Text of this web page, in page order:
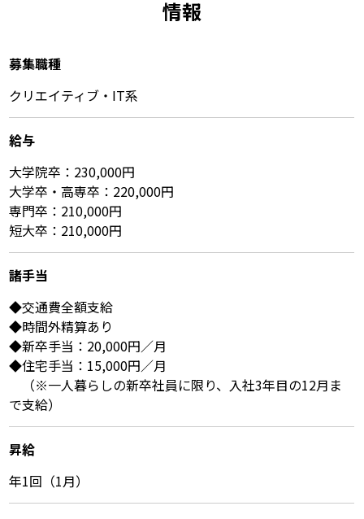
情報
募集職種
クリエイティブ・IT系
給与
大学院卒：230,000円
大学卒・高専卒：220,000円
専門卒：210,000円
短大卒：210,000円
諸⼿当
◆交通費全額支給
◆時間外精算あり
◆新卒手当：20,000円／月
◆住宅手当：15,000円／月
（※一人暮らしの新卒社員に限り、入社3年目の12月ま
で支給）
昇給
年1回（1月）